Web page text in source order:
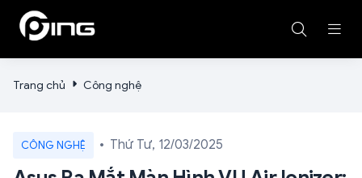
Trang chủ Công nghệ
CÔNG NGHỆ Thứ Tư, 12/03/2025